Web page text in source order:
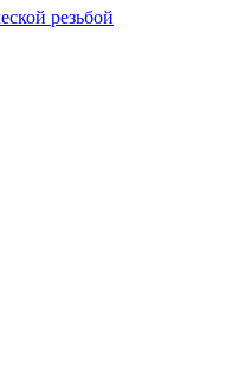
резьбой